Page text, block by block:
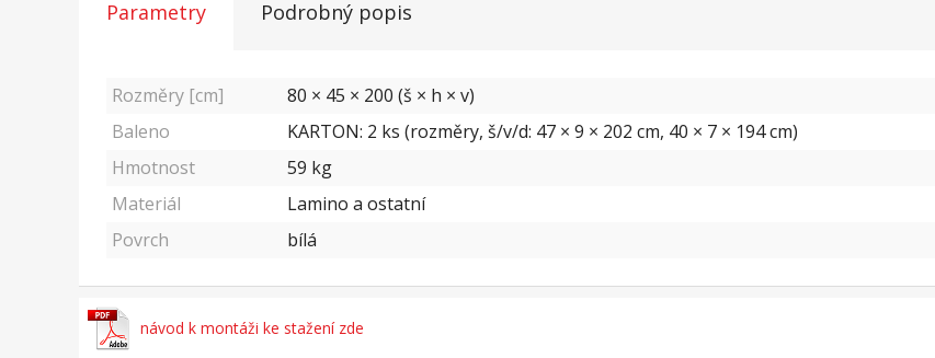
Parametry Podrobný popis
Rozměry [cm]
80 × 45 × 200 (š × h × v)
Baleno
KARTON: 2 ks (rozměry, š/v/d: 47 × 9 × 202 cm, 40 × 7 × 194 cm)
Hmotnost
59 kg
Materiál
Lamino a ostatní
Povrch
bílá
návod k montáži ke stažení zde